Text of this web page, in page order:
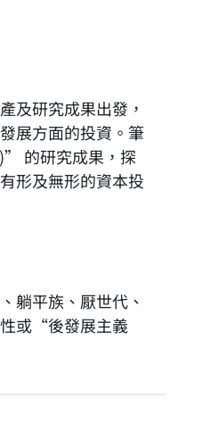
及研究成果出發，
展方面的投資。筆
的研究成果，探
形及無形的資本投
躺平族、厭世代、
或“後發展主義